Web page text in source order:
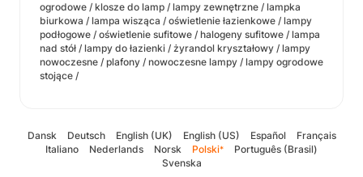
ogrodowe / klosze do lamp / lampy zewnętrzne / lampka
biurkowa / lampa wisząca / oświetlenie łazienkowe / lampy
podłogowe / oświetlenie sufitowe / halogeny sufitowe / lampa
nad stół / lampy do łazienki / żyrandol kryształowy / lampy
nowoczesne / plafony / nowoczesne lampy / lampy ogrodowe
stojące /
Dansk Deutsch English (UK) English (US) Español
Français
Italiano
Nederlands Norsk Polski*
Português (Brasil)
Svenska